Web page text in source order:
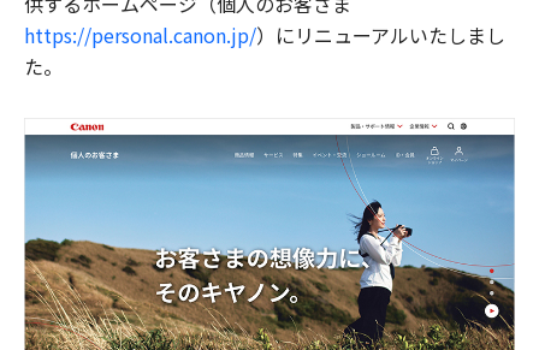
https://personal.canon.jp/）にリニューアルいたしまし
た。